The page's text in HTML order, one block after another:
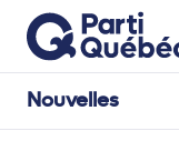
Nouvelles